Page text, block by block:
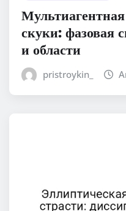
скуки: фазовая
и области
pristroykin_